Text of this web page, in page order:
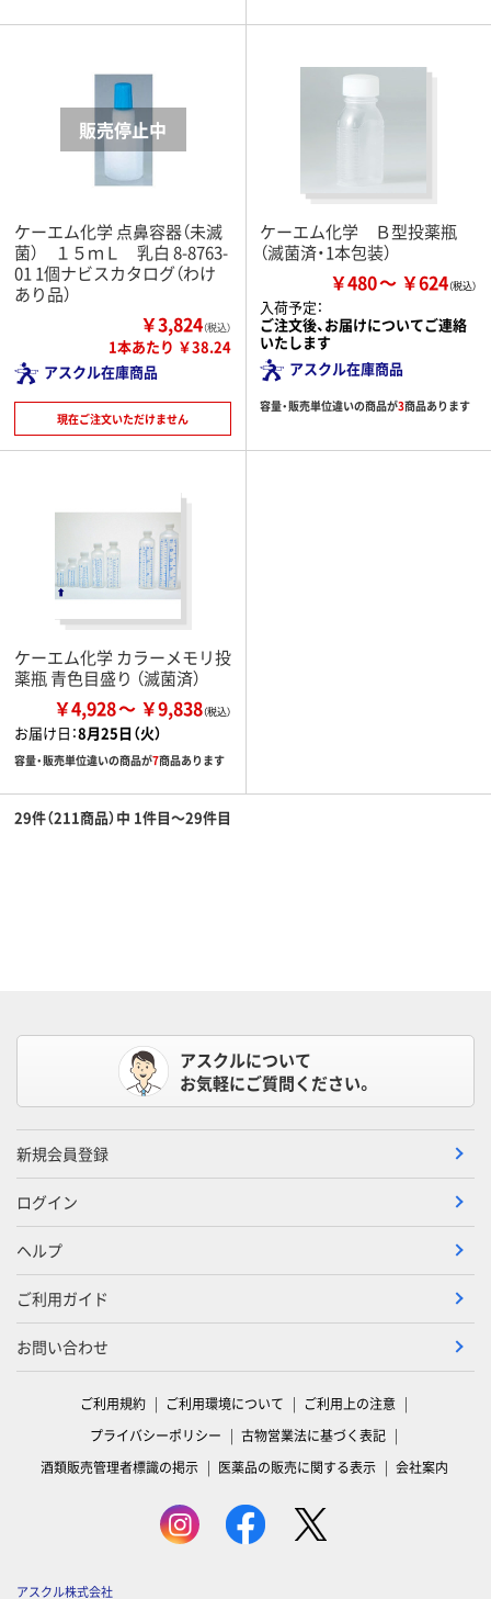
ケーエム化学 点鼻容器（未滅
菌） １５ｍＬ 乳白 8-8763-
01 1個ナビスカタログ（わけ
あり品）
￥3,824（税込）
1本あたり ￥38.24
アスクル在庫商品
現在ご注文いただけません
ケーエム化学 Ｂ型投薬瓶
（滅菌済・1本包装）
￥480 ￥624
入荷予定：
ご注文後、お届けについてご連絡
いたします
アスクル在庫商品
容量・販売単位違いの商品が3商品あります
ケーエム化学 カラーメモリ投
薬瓶 青色目盛り （滅菌済）
￥4,928 ￥9,838
お届け日：8月25日（火）
容量・販売単位違いの商品が7商品あります
29件（211商品）中 1件目～29件目
アスクルについて
お気軽にご質問ください。
新規会員登録
ログイン
ヘルプ
ご利用ガイド
お問い合わせ
ご利用規約 ご利用環境について
ご利用上の注意
プライバシーポリシー
古物営業法に基づく表記
酒類販売管理者標識の掲示
医薬品の販売に関する表示 会社案内
アスクル株式会社